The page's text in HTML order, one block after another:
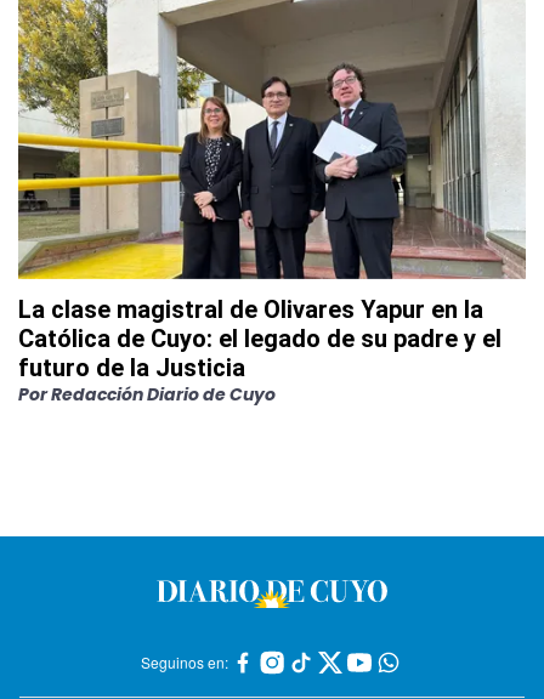
La clase magistral de Olivares Yapur en la
Católica de Cuyo: el legado de su padre y el
futuro de la Justicia
PorRedacción Diario de Cuyo
Seguinos en: